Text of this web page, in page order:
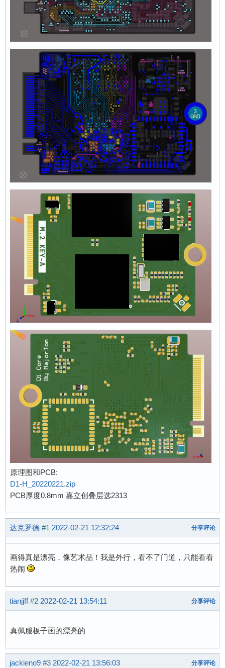
原理图和PCB:
D1-H_20220221.zip
PCB厚度0.8mm 嘉立创叠层选2313
达克罗德 #1 2022-02-21 12:32:24 分享评论
画得真是漂亮，像艺术品！我是外行，看不了门道，只能看看
热闹
tianjjff #2 2022-02-21 13:54:11 分享评论
真佩服板子画的漂亮的
jackieno9 #3 2022-02-21 13:56:03 分享评论